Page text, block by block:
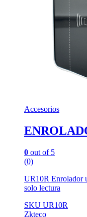
Accesorios
0 out of 5
(0)
UR10R Enrolador
solo lectura
SKU UR10R
Zkteco